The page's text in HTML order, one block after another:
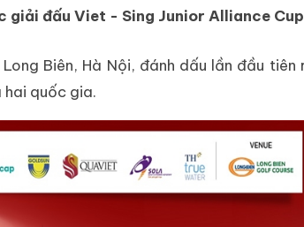
giải đấu Viet - Sing Junior Alliance
Biên, Hà Nội, đánh dấu lần đầu tiên
quốc gia.